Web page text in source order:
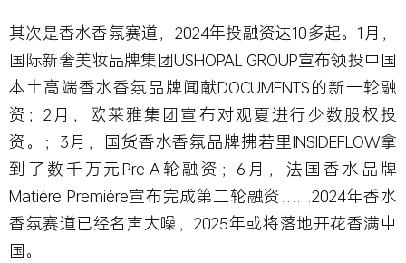
其次是香水香氛赛道，2024年投融资达10多起。1月，
国际新奢美妆品牌集团USHOPAL GROUP宣布领投中国
本土高端香水香氛品牌闻献DOCUMENTS的新一轮融
资；2月，欧莱雅集团宣布对观夏进行少数股权投
资。；3月，国货香水香氛品牌拂若里INSIDEFLOW拿
到了数千万元Pre-A轮融资；6月，法国香水品牌
Matière Première宣布完成第二轮融资……2024年香水
香氛赛道已经名声大噪，2025年或将落地开花香满中
国。